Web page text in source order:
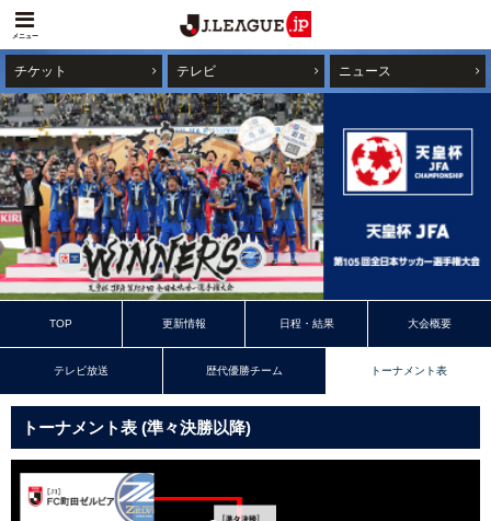
メニュー
チケット テレビ ニュース
TOP 更新情報 日程・結果 大会概要
テレビ放送 歴代優勝チーム トーナメント表
トーナメント表 (準々決勝以降)